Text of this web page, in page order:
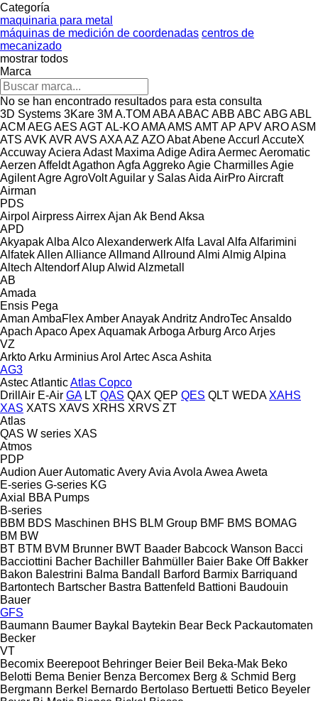
Categoría
maquinaria para metal
máquinas de medición de coordenadas centros de
mecanizado
mostrar todos
Marca
No se han encontrado resultados para esta consulta
3D Systems 3Kare 3M A.TOM ABAABAC ABB ABC ABGABL
ACM AEGAES AGTAL-KOAMAAMS AMTAP APVAROASM
ATS AVK AVR AVS AXAAZ AZOAbatAbeneAccurl AccuteX
AccuwayAciera Adast Maxima AdigeAdira AermecAeromatic
Aerzen AffeldtAgathon Agfa AggrekoAgie CharmillesAgie
AgilentAgreAgroVoltAguilar y SalasAida AirProAircraft
Airman
PDS
Airpol AirpressAirrexAjan Ak Bend Aksa
APD
AkyapakAlba AlcoAlexanderwerkAlfa Laval Alfa Alfarimini
AlfatekAllen AllianceAllmand Allround Almi Almig Alpina
Altech AltendorfAlupAlwid Alzmetall
AB
Amada
Ensis Pega
Aman AmbaFlexAmberAnayakAndritz AndroTecAnsaldo
Apach ApacoApexAquamakArboga Arburg ArcoArjes
VZ
ArktoArku ArminiusArol ArtecAsca Ashita
AG3
AstecAtlanticAtlas Copco
DrillAir E-Air GA LT QAS QAX QEP QES QLT WEDA XAHS
XAS XATS XAVS XRHS XRVS ZT
Atlas
QAS W series XAS
Atmos
PDP
Audion AuerAutomaticAveryAvia Avola Awea Aweta
E-series G-series KG
Axial
BBA Pumps
B-series
BBM BDS Maschinen BHS BLM Group BMF BMS BOMAG
BM BW
BT BTM BVM Brunner BWT Baader Babcock Wanson Bacci
Bacciottini Bacher Bachiller Bahmüller Baier Bake Off Bakker
Bakon Balestrini Balma Bandall Barford Barmix Barriquand
Bartontech Bartscher Bastra Battenfeld Battioni Baudouin
Bauer
GFS
Baumann Baumer Baykal Baytekin Bear Beck Packautomaten
Becker
VT
Becomix Beerepoot Behringer Beier Beil Beka-Mak Beko
Belotti Bema Benier Benza Bercomex Berg & Schmid Berg
Bergmann Berkel Bernardo Bertolaso Bertuetti Betico Beyeler